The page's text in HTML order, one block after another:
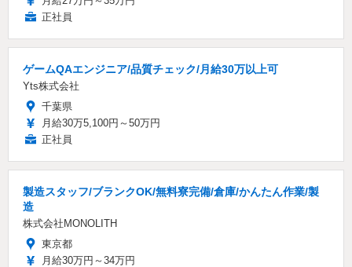
正社員
ゲームQAエンジニア/品質チェック/月給30万以上可
Yts株式会社
千葉県
月給30万5,100円～50万円
正社員
製造スタッフ/ブランクOK/無料寮完備/倉庫/かんたん作業/製
造
株式会社MONOLITH
東京都
月給30万円～34万円